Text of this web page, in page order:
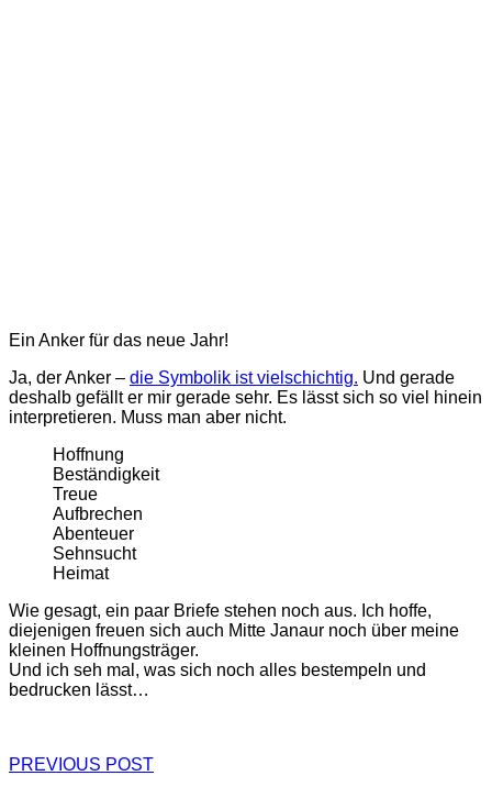
Ein Anker für das neue Jahr!
Ja, der Anker – die Symbolik ist vielschichtig. Und gerade
deshalb gefällt er mir gerade sehr. Es lässt sich so viel hinein
interpretieren. Muss man aber nicht.
Hoffnung
Beständigkeit
Treue
Aufbrechen
Abenteuer
Sehnsucht
Heimat
Wie gesagt, ein paar Briefe stehen noch aus. Ich hoffe,
diejenigen freuen sich auch Mitte Janaur noch über meine
kleinen Hoffnungsträger.
Und ich seh mal, was sich noch alles bestempeln und
bedrucken lässt…
PREVIOUS POST